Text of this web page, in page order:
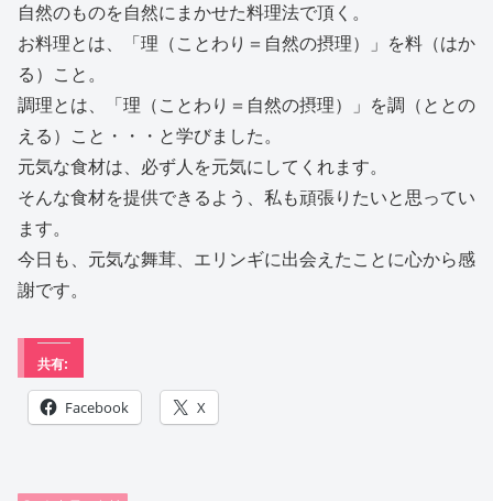
自然のものを自然にまかせた料理法で頂く。
お料理とは、「理（ことわり＝自然の摂理）」を料（はか
る）こと。
調理とは、「理（ことわり＝自然の摂理）」を調（ととの
える）こと・・・と学びました。
元気な食材は、必ず人を元気にしてくれます。
そんな食材を提供できるよう、私も頑張りたいと思ってい
ます。
今日も、元気な舞茸、エリンギに出会えたことに心から感
謝です。
共有:
Facebook X